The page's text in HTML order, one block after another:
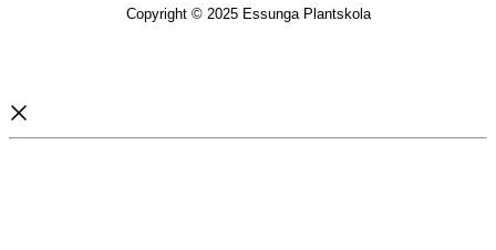
Copyright © 2025 Essunga Plantskola